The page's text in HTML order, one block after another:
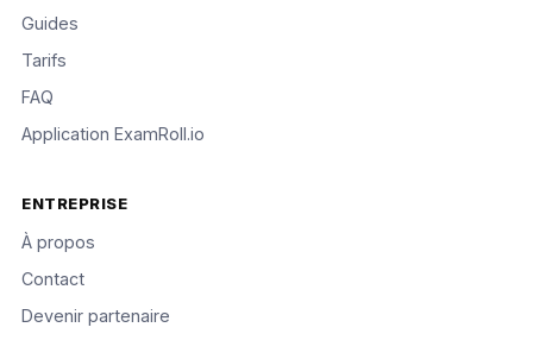
Guides
Tarifs
FAQ
Application ExamRoll.io
ENTREPRISE
À propos
Contact
Devenir partenaire